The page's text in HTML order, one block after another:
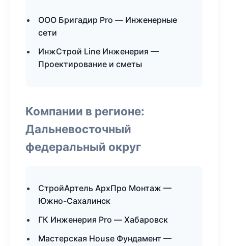
ООО Бригадир Pro — Инженерные
сети
ИнжСтрой Line Инженерия —
Проектирование и сметы
Компании в регионе:
Дальневосточный
федеральный округ
СтройАртель АрхПро Монтаж —
Южно-Сахалинск
ГК Инженерия Pro — Хабаровск
Мастерская House Фундамент —